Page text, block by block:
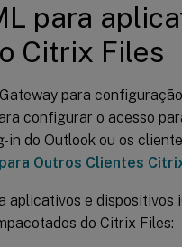
para
Citrix Files
para
configurar o acesso
in do Outlook ou os
Outros Clientes
aplicativos e dispositivos
do Citrix Files: